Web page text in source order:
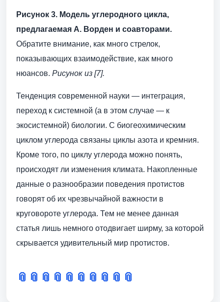
Рисунок 3. Модель углеродного цикла,
предлагаемая А. Ворден и соавторами.
Обратите внимание, как много стрелок,
показывающих взаимодействие, как много
нюансов. Рисунок из [7].
Тенденция современной науки — интеграция,
переход к системной (а в этом случае — к
экосистемной) биологии. С биогеохимическим
циклом углерода связаны циклы азота и кремния.
Кроме того, по циклу углерода можно понять,
происходят ли изменения климата. Накопленные
данные о разнообразии поведения протистов
говорят об их чрезвычайной важности в
круговороте углерода. Тем не менее данная
статья лишь немного отодвигает ширму, за которой
скрывается удивительный мир протистов.
📎 📎 📎 📎 📎 📎 📎 📎 📎 📎